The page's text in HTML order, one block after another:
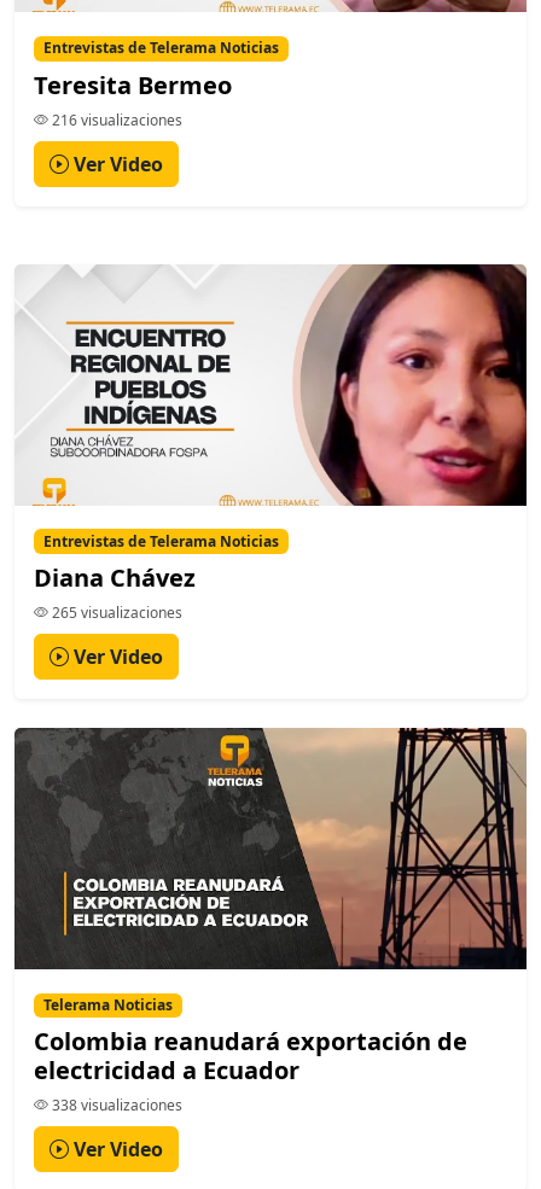
Entrevistas de Telerama Noticias
Teresita Bermeo
216 visualizaciones
Ver Video
Entrevistas de Telerama Noticias
Diana Chávez
265 visualizaciones
Ver Video
Telerama Noticias
Colombia reanudará exportación de
electricidad a Ecuador
338 visualizaciones
Ver Video